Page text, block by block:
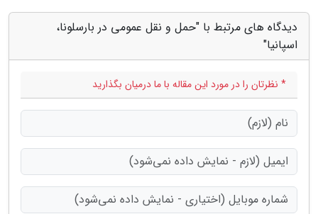
دیدگاه های مرتبط با "حمل و نقل عمومی در بارسلونا،
اسپانیا"
* نظرتان را در مورد این مقاله با ما درمیان بگذارید